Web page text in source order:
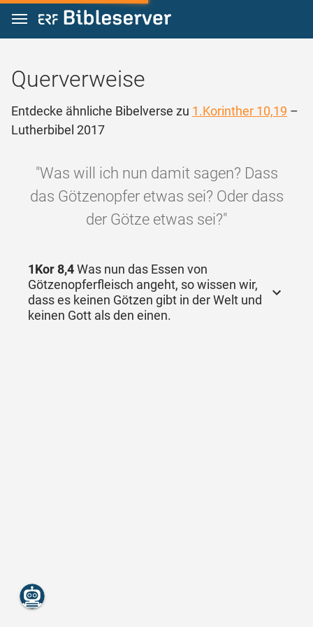
Zum Inhalt springen
Querverweise
Entdecke ähnliche Bibelverse zu 1.Korinther 10,19 –
Lutherbibel 2017
"Was will ich nun damit sagen? Dass
das Götzenopfer etwas sei? Oder dass
der Götze etwas sei?"
1Kor 8,4Was nun das Essen von
Götzenopferfleisch angeht, so wissen wir,
dass es keinen Götzen gibt in der Welt und
keinen Gott als den einen.